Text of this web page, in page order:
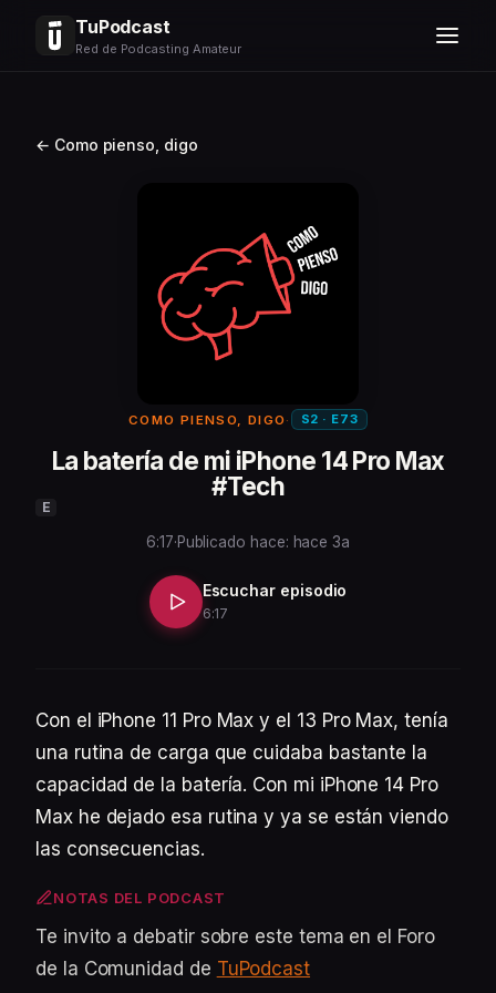
TuPodcast
Red de Podcasting Amateur
← Como pienso, digo
COMO PIENSO, DIGO · S2 · E73
La batería de mi iPhone 14 Pro Max
#Tech
E
6:17·Publicado hace: hace 3a
Escuchar episodio
6:17
Con el iPhone 11 Pro Max y el 13 Pro Max, tenía
una rutina de carga que cuidaba bastante la
capacidad de la batería. Con mi iPhone 14 Pro
Max he dejado esa rutina y ya se están viendo
las consecuencias.
NOTAS DEL PODCAST
Te invito a debatir sobre este tema en el Foro
de la Comunidad de TuPodcast